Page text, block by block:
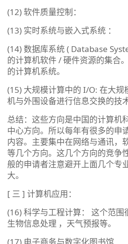
(12) 软件质量控制：
(13) 实时系统与嵌入式系统 ：
(14) 数据库系统 ( Database
的计算机软件 / 硬件资源的集合
的计算机系统。
(15) 大规模计算中的 I/O: 在大规
机与外围设备进行信息交换的技术
总结：这些方向是中国的计算机
中心方向。所以每年有很多的申
内容。主要集中在网络与通讯，
等几个方向。这几个方向的竞争
般的申请者注意避开上面几个专
大。
[ 三 ] 计算机应用：
(16) 科学与工程计算： 这个范围
生物信息处理 ，天气预报等。
(17) 电子商务与数字化图书馆